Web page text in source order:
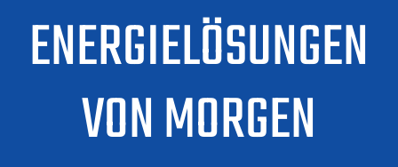
ENERGIELÖSUNGEN
VON MORGEN